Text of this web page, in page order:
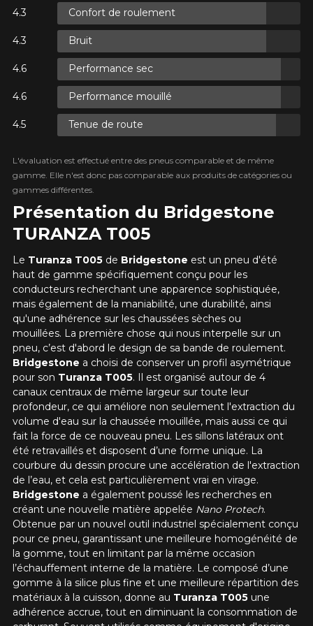
Présentation du Bridgestone
TURANZA T005
Le Turanza T005de Bridgestone est un pneu d'été
haut de gamme spécifiquement conçu pour les
conducteurs recherchant une apparence sophistiquée,
mais également de la maniabilité, une durabilité, ainsi
qu'une adhérence sur les chaussées sèches ou
mouillées. La première chose qui nous interpelle sur un
pneu, c’est d'abord le design de sa bande de roulement.
Bridgestone a choisi de conserver un profil asymétrique
pour son Turanza T005. Il est organisé autour de 4
canaux centraux de même largeur sur toute leur
profondeur, ce qui améliore non seulement l'extraction du
volume d'eau sur la chaussée mouillée, mais aussi ce qui
fait la force de ce nouveau pneu. Les sillons latéraux ont
été retravaillés et disposent d’une forme unique. La
courbure du dessin procure une accélération de l'extraction
de l’eau, et cela est particulièrement vrai en virage.
Bridgestone a également poussé les recherches en
créant une nouvelle matière appelée Nano Protech.
Obtenue par un nouvel outil industriel spécialement conçu
pour ce pneu, garantissant une meilleure homogénéité de
la gomme, tout en limitant par la même occasion
l’échauffement interne de la matière. Le composé d’une
gomme à la silice plus fine et une meilleure répartition des
matériaux à la cuisson, donne au Turanza T005une
adhérence accrue, tout en diminuant la consommation de
Confort de roulement
Bruit
Performance sec
Performance mouillé
Tenue de route
L'évaluation est effectué entre des pneus comparable et de même
gamme. Elle n'est donc pas comparable aux produits de catégories ou
gammes différentes.